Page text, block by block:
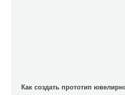
Как создать прототип